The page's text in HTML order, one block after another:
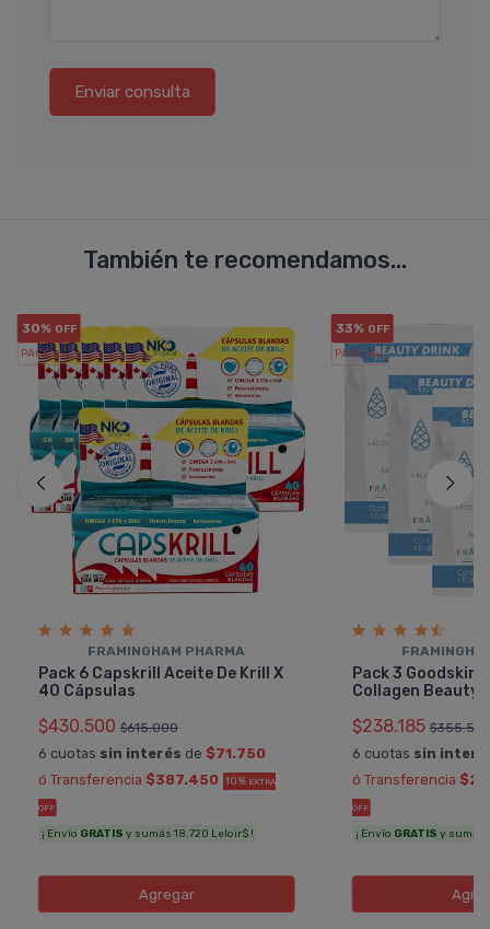
Enviar consulta
También te recomendamos...
30% OFF
PACK x6u.
FRAMINGHAM PHARMA
Pack 6 Capskrill Aceite De Krill X
40 Cápsulas
$430.500 $615.000
6 cuotas sin interés de $71.750
ó Transferencia $387.450 10% EXTRA
OFF
¡ Envío GRATIS y sumás 18.720 Leloir$ !
Agregar
33% OFF
PACK x3u.
Pack 3 Goodskin
Collagen Beauty
$238.185
6 cuotas sin
ó Transferencia
OFF
¡ Envío GRATIS y sumás